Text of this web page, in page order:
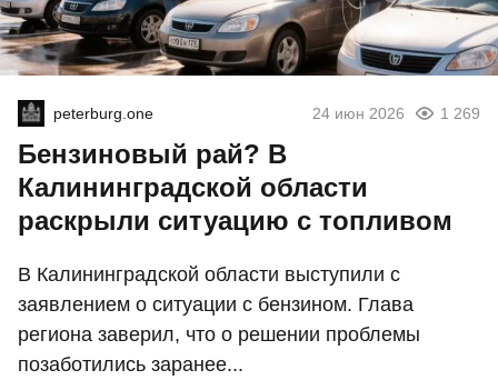
peterburg.one 24 июн 2026 1 269
Бензиновый рай? В
Калининградской области
раскрыли ситуацию с топливом
В Калининградской области выступили с
заявлением о ситуации с бензином. Глава
региона заверил, что о решении проблемы
позаботились заранее...